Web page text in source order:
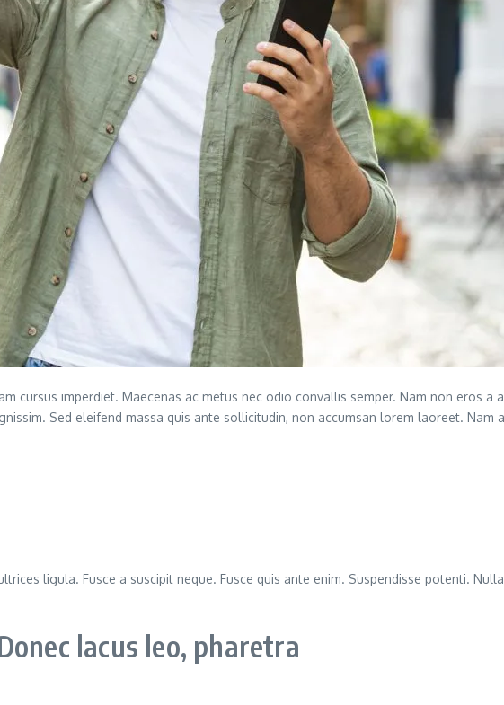
cursus imperdiet. Maecenas ac metus nec odio convallis semper. Nam non eros a
Sed eleifend massa quis ante sollicitudin, non accumsan lorem laoreet. Nam
ligula. Fusce a suscipit neque. Fusce quis ante enim. Suspendisse potenti.
lacus leo, pharetra